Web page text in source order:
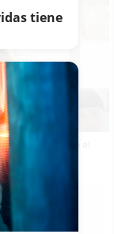
con tomate frito al
tiene